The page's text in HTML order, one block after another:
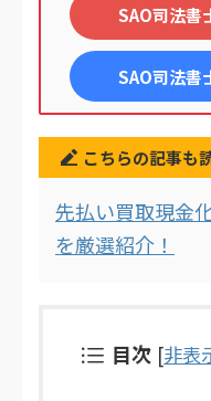
SAO司法書
SAO司法書
こちらの記事も
先払い買取現金
を厳選紹介！
目次 [非表